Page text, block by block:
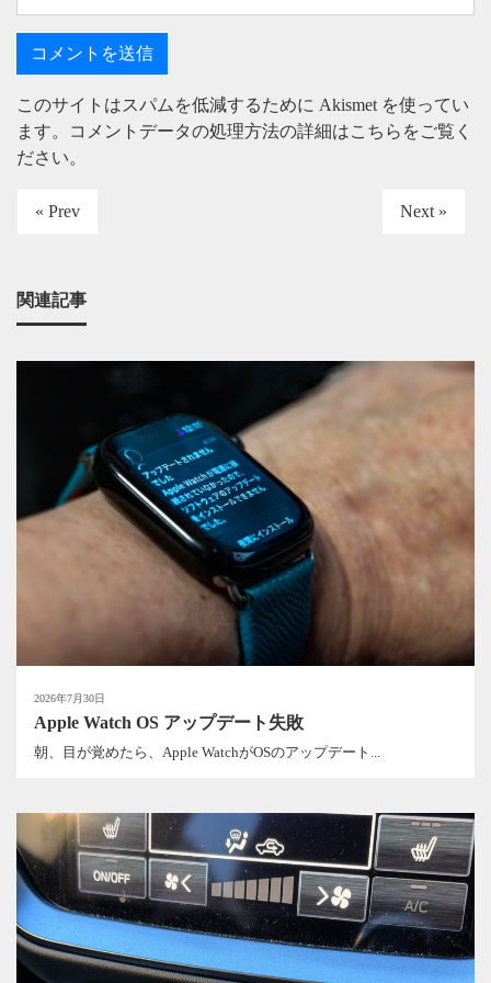
このサイトはスパムを低減するために Akismet を使ってい
ます。
コメントデータの処理方法の詳細はこちらをご覧く
ださい。
« Prev Next »
関連記事
2026年7月30日
Apple Watch OS アップデート失敗
朝、目が覚めたら、Apple WatchがOSのアップデート...